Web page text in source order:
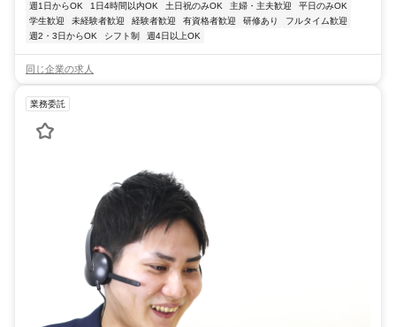
週1日からOK 1日4時間以内OK 土日祝のみOK 主婦・主夫歓迎
平日のみOK
学生歓迎
未経験者歓迎 経験者歓迎 有資格者歓迎 研修あり
フルタイム歓迎
週2・3日からOK
シフト制 週4日以上OK
同じ企業の求人
業務委託